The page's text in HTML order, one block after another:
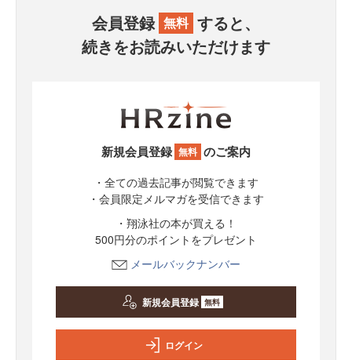
会員登録 無料 すると、
続きをお読みいただけます
新規会員登録 無料 のご案内
・全ての過去記事が閲覧できます
・会員限定メルマガを受信できます
・翔泳社の本が買える！
500円分のポイントをプレゼント
メールバックナンバー
新規会員登録 無料
ログイン